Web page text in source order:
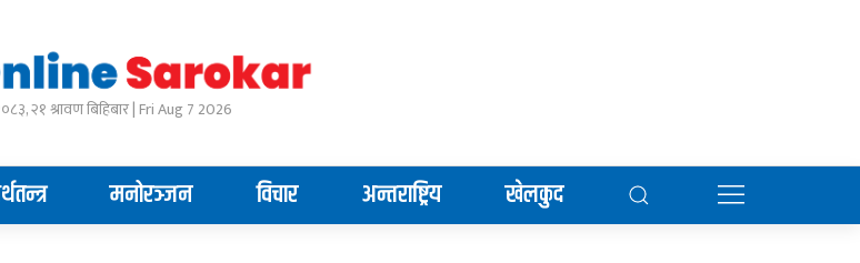
२१ श्रावण बिहिबार | Fri Aug 7 2026
मनोरञ्जन विचार अन्तराष्ट्रिय खेलकुद